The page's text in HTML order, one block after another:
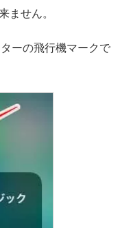
ません。
ーの飛行機マークで